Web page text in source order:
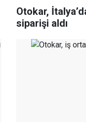
Otokar,
siparişi aldı